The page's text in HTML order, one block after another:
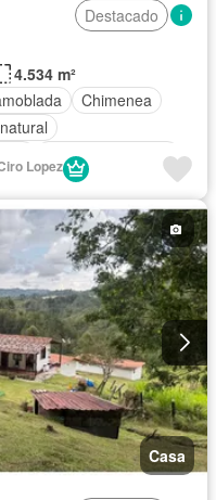
Destacado
4.534 m²
Chimenea
Cuarto de servicio
Lopez
Casa